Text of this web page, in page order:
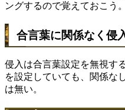
ングするので覚えておこう。
合言葉に関係なく侵
侵入は合言葉設定を無視す
を設定していても、関係な
は無い。